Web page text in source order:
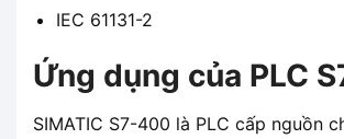
IEC 61131-2
Ứng dụng của PLC
SIMATIC S7-400 là PLC cấp nguồn